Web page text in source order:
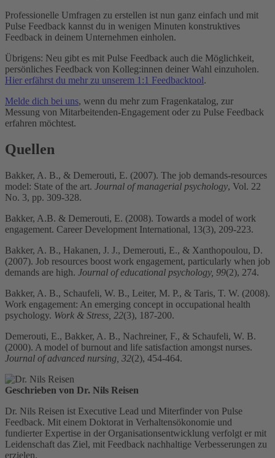
Professionelle Umfragen zu erstellen ist nun ganz einfach und mit
Pulse Feedback kannst du in wenigen Minuten konstruktives
Feedback in deinem Unternehmen einholen.
Übrigens: Neu gibt es mit Pulse Feedback auch die Möglichkeit,
persönliches Feedback von Kolleg:innen deiner Wahl einzuholen.
Hier erfährst du mehr zu unserem 1:1 Feedbacktool.
Melde dich bei uns, wenn du mehr zum Fragenkatalog, zur
Messung von Mitarbeitenden-Engagement oder zu Pulse Feedback
erfahren möchtest.
Quellen
Bakker, A. B., & Demerouti, E. (2007). The job demands‐resources
model: State of the art. Journal of managerial psychology, Vol. 22
No. 3, pp. 309-328.
Bakker, A.B. & Demerouti, E. (2008). Towards a model of work
engagement. Career Development International, 13(3), 209-223.
Bakker, A. B., Hakanen, J. J., Demerouti, E., & Xanthopoulou, D.
(2007). Job resources boost work engagement, particularly when job
demands are high. Journal of educational psychology, 99(2), 274.
Bakker, A. B., Schaufeli, W. B., Leiter, M. P., & Taris, T. W. (2008).
Work engagement: An emerging concept in occupational health
psychology. Work & Stress, 22(3), 187-200.
Demerouti, E., Bakker, A. B., Nachreiner, F., & Schaufeli, W. B.
(2000). A model of burnout and life satisfaction amongst nurses.
Journal of advanced nursing, 32(2), 454-464.
Geschrieben von Dr. Nils Reisen
Dr. Nils Reisen ist Executive Lead und Miterfinder von Pulse
Feedback. Mit einem Doktorat in Verhaltensökonomie und
fundierter Expertise in der Organisationsentwicklung verfolgt er mit
Leidenschaft das Ziel, mit Feedback nachhaltige Verbesserungen zu
erzielen.